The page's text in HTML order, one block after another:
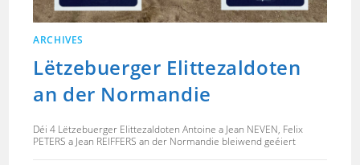
ARCHIVES
Lëtzebuerger Elittezaldoten
an der Normandie
Déi 4 Lëtzebuerger Elittezaldoten Antoine a Jean NEVEN, Felix
PETERS a Jean REIFFERS an der Normandie bleiwend geéiert